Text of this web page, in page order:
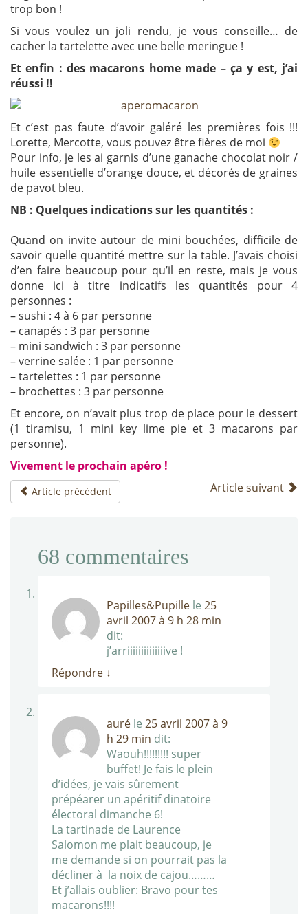
trop bon !
Si vous voulez un joli rendu, je vous conseille… de
cacher la tartelette avec une belle meringue !
Et enfin : des macarons home made – ça y est, j’ai
réussi !!
Et c’est pas faute d’avoir galéré les premières fois !!!
Lorette, Mercotte, vous pouvez être fières de moi
Pour info, je les ai garnis d’une ganache chocolat noir /
huile essentielle d’orange douce, et décorés de graines
de pavot bleu.
NB : Quelques indications sur les quantités :
Quand on invite autour de mini bouchées, difficile de
savoir quelle quantité mettre sur la table. J’avais choisi
d’en faire beaucoup pour qu’il en reste, mais je vous
donne ici à titre indicatifs les quantités pour 4
personnes :
– sushi : 4 à 6 par personne
– canapés : 3 par personne
– mini sandwich : 3 par personne
– verrine salée : 1 par personne
– tartelettes : 1 par personne
– brochettes : 3 par personne
Et encore, on n’avait plus trop de place pour le dessert
(1 tiramisu, 1 mini key lime pie et 3 macarons par
personne).
Vivement le prochain apéro !
Article précédent Article suivant
68 commentaires
Papilles&Pupille le 25
avril 2007 à 9 h 28 min
dit:
j’arriiiiiiiiiiiiiive !
Répondre ↓
auré le 25 avril 2007 à 9
h 29 min dit:
Waouh!!!!!!!!! super
buffet! Je fais le plein
d’idées, je vais sûrement
prépéarer un apéritif dinatoire
électoral dimanche 6!
La tartinade de Laurence
Salomon me plait beaucoup, je
me demande si on pourrait pas la
décliner à la noix de cajou………
Et j’allais oublier: Bravo pour tes
macarons!!!!